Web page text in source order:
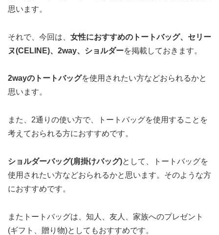
思います。
それで、今回は、 女性におすすめのトートバッグ、セリー
ヌ(CELINE)、2way、ショルダーを掲載しておきます。
2wayのトートバッグを使用されたい方などおられるかと
思います。
また、2通りの使い方で、トートバッグを使用することを
考えておられる方におすすめです。
ショルダーバッグ(肩掛けバッグ)として、トートバッグを
使用されたい方などおられるかと思います。そのような方
におすすめです。
またトートバッグは、知人、友人、家族へのプレゼント
(ギフト、贈り物)としてもおすすめです。